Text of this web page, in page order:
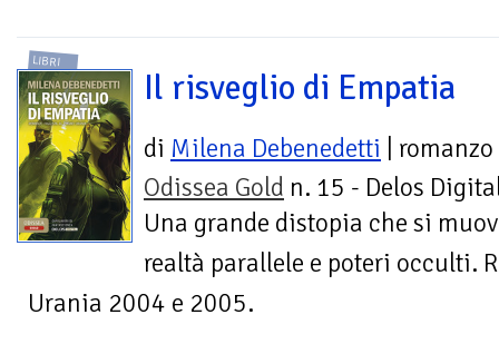
LIBRI
Il risveglio di Empatia
di Milena Debenedetti | romanzo
Odissea Gold n. 15 - Delos
Una grande distopia che si
realtà parallele e poteri occulti.
Urania 2004 e 2005.